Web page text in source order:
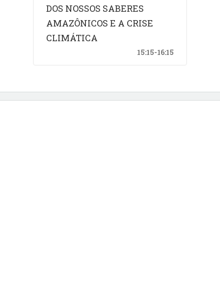
DOS NOSSOS SABERES
AMAZÔNICOS E A CRISE
CLIMÁTICA
15:15-16:15